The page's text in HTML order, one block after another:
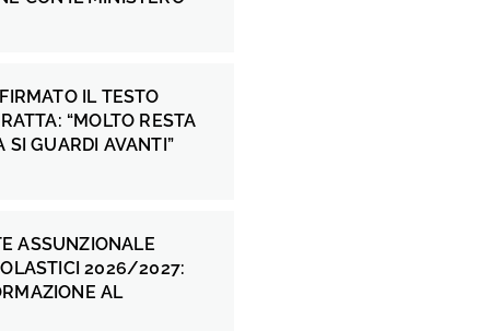
IL TESTO
“MOLTO RESTA
SI GUARDI AVANTI”
ASSUNZIONALE
2026/2027:
AL